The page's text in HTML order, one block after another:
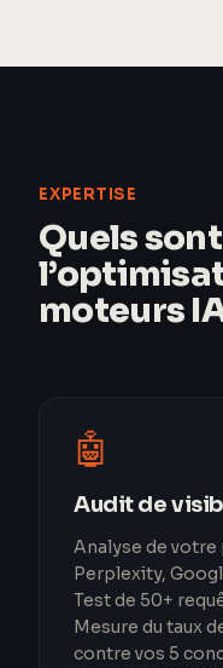
EXPERTISE
Quels
moteurs
🤖
Audit de
Analyse de votre
Perplexity,
Test de 50+
Mesure du taux
contre vos 5